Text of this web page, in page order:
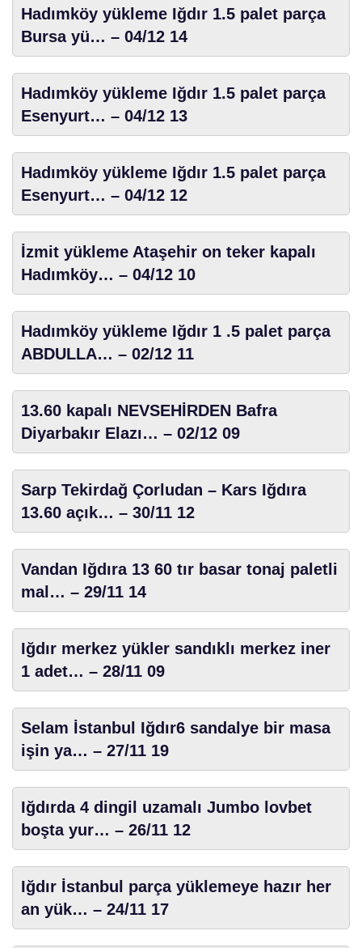
Hadımköy yükleme Iğdır 1.5 palet parça
Bursa yü… – 04/12 14
Hadımköy yükleme Iğdır 1.5 palet parça
Esenyurt… – 04/12 13
Hadımköy yükleme Iğdır 1.5 palet parça
Esenyurt… – 04/12 12
İzmit yükleme Ataşehir on teker kapalı
Hadımköy… – 04/12 10
Hadımköy yükleme Iğdır 1 .5 palet parça
ABDULLA… – 02/12 11
13.60 kapalı NEVSEHİRDEN Bafra
Diyarbakır Elazı… – 02/12 09
Sarp Tekirdağ Çorludan – Kars Iğdıra
13.60 açık… – 30/11 12
Vandan Iğdıra 13 60 tır basar tonaj paletli
mal… – 29/11 14
Iğdır merkez yükler sandıklı merkez iner
1 adet… – 28/11 09
Selam İstanbul Iğdır6 sandalye bir masa
işin ya… – 27/11 19
Iğdırda 4 dingil uzamalı Jumbo lovbet
boşta yur… – 26/11 12
Iğdır İstanbul parça yüklemeye hazır her
an yük… – 24/11 17